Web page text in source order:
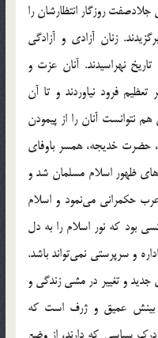
روزگار انتظارشان را
زنان آزادی و آزادگی
نهراسیدند. آنان عزت و
تعظیم فرود نیاوردند و تا آن
نتوانست آنان را از پیمودن
حضرت خدیجه، همسر باوفای
ظهور اسلام مسلمان شد و
حکمرانی می‌نمود و اسلام
بود که نور اسلام را به دل
اداره و سرپرستی نمی‌تواند باشد.
و تغییر در مشی زندگی و
بینش عمیق و ژرف است که